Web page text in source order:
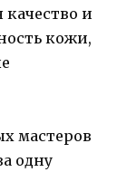
и
кожи,
мастеров
одну